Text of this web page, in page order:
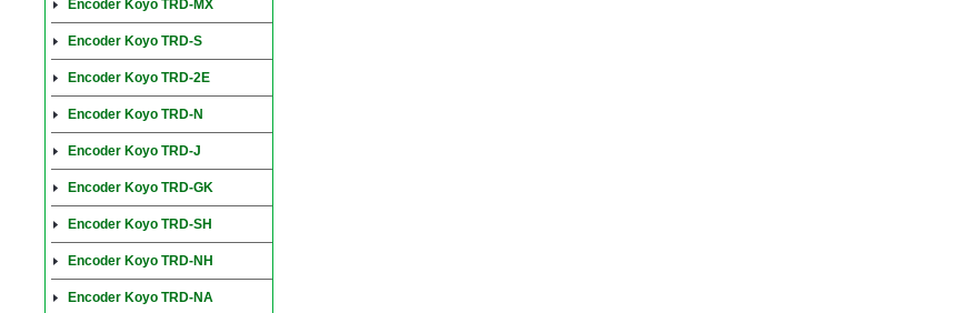
Encoder Koyo TRD-MX
Encoder Koyo TRD-S
Encoder Koyo TRD-2E
Encoder Koyo TRD-N
Encoder Koyo TRD-J
Encoder Koyo TRD-GK
Encoder Koyo TRD-SH
Encoder Koyo TRD-NH
Encoder Koyo TRD-NA